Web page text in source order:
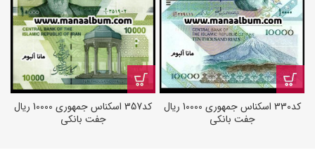
کد330 اسکناس جمهوری 10000 ریال
جفت بانکی
کد357 اسکناس جمهوری 10000 ریال
جفت بانکی